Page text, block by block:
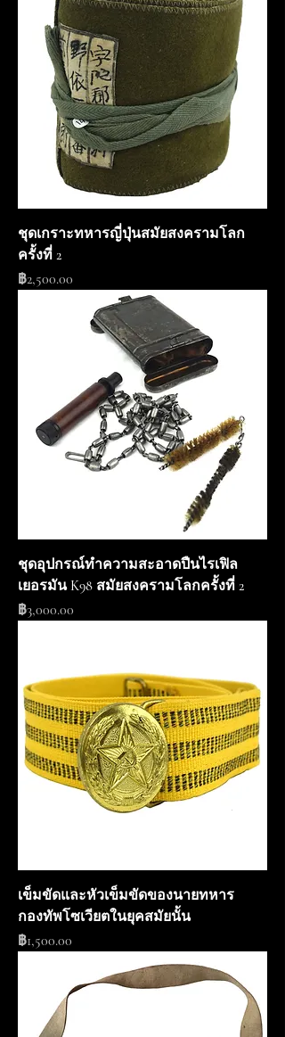
ชุดเกราะทหารญี่ปุ่นสมัยสงครามโลก
ครั้งที่ 2
ราคา
฿2,500.00
ชุดอุปกรณ์ทำความสะอาดปืนไรเฟิล
เยอรมัน K98 สมัยสงครามโลกครั้งที่ 2
ราคา
฿3,000.00
เข็มขัดและหัวเข็มขัดของนายทหาร
กองทัพโซเวียตในยุคสมัยนั้น
ราคา
฿1,500.00